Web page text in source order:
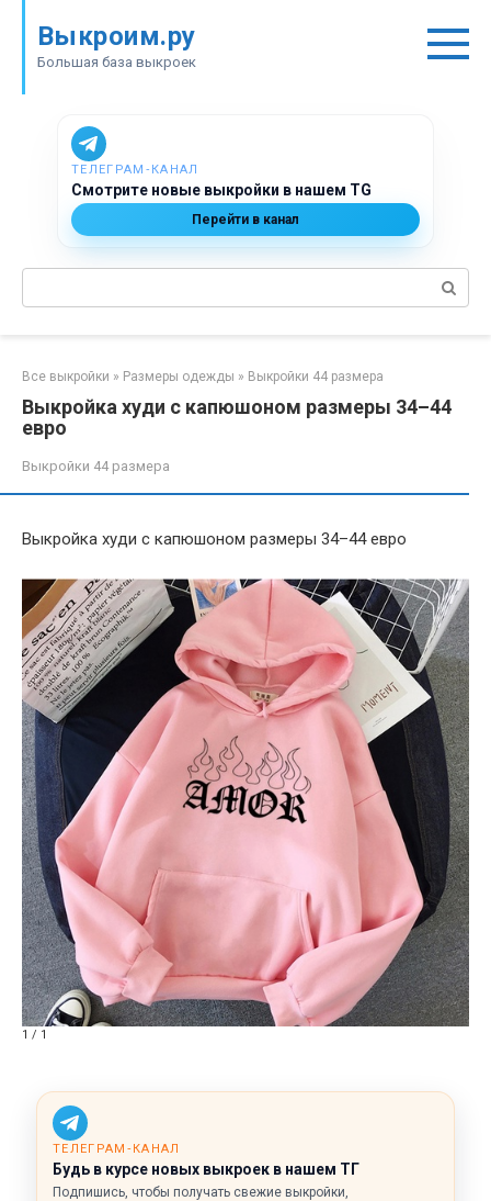
контенту
Выкроим.ру
Большая база выкроек
ТЕЛЕГРАМ‑КАНАЛ
Смотрите новые выкройки в нашем TG
Перейти в канал
Поиск:
Все выкройки » Размеры одежды » Выкройки 44 размера
Выкройка худи с капюшоном размеры 34–44
евро
Выкройки 44 размера
Выкройка худи с капюшоном размеры 34–44 евро
1 / 1
ТЕЛЕГРАМ‑КАНАЛ
Будь в курсе новых выкроек в нашем ТГ
Подпишись, чтобы получать свежие выкройки,